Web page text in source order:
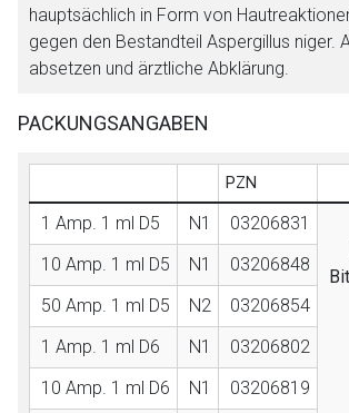
hauptsächlich in Form von
gegen den Bestandteil Aspergillus niger.
absetzen und ärztliche Abklärung.
PACKUNGSANGABEN
PZN
1 Amp. 1 ml D5 N1
03206831
10 Amp. 1 ml D5 N1
03206848
50 Amp. 1 ml D5
N2
03206854
1 Amp. 1 ml D6
N1
03206802
10 Amp. 1 ml D6
N1 03206819